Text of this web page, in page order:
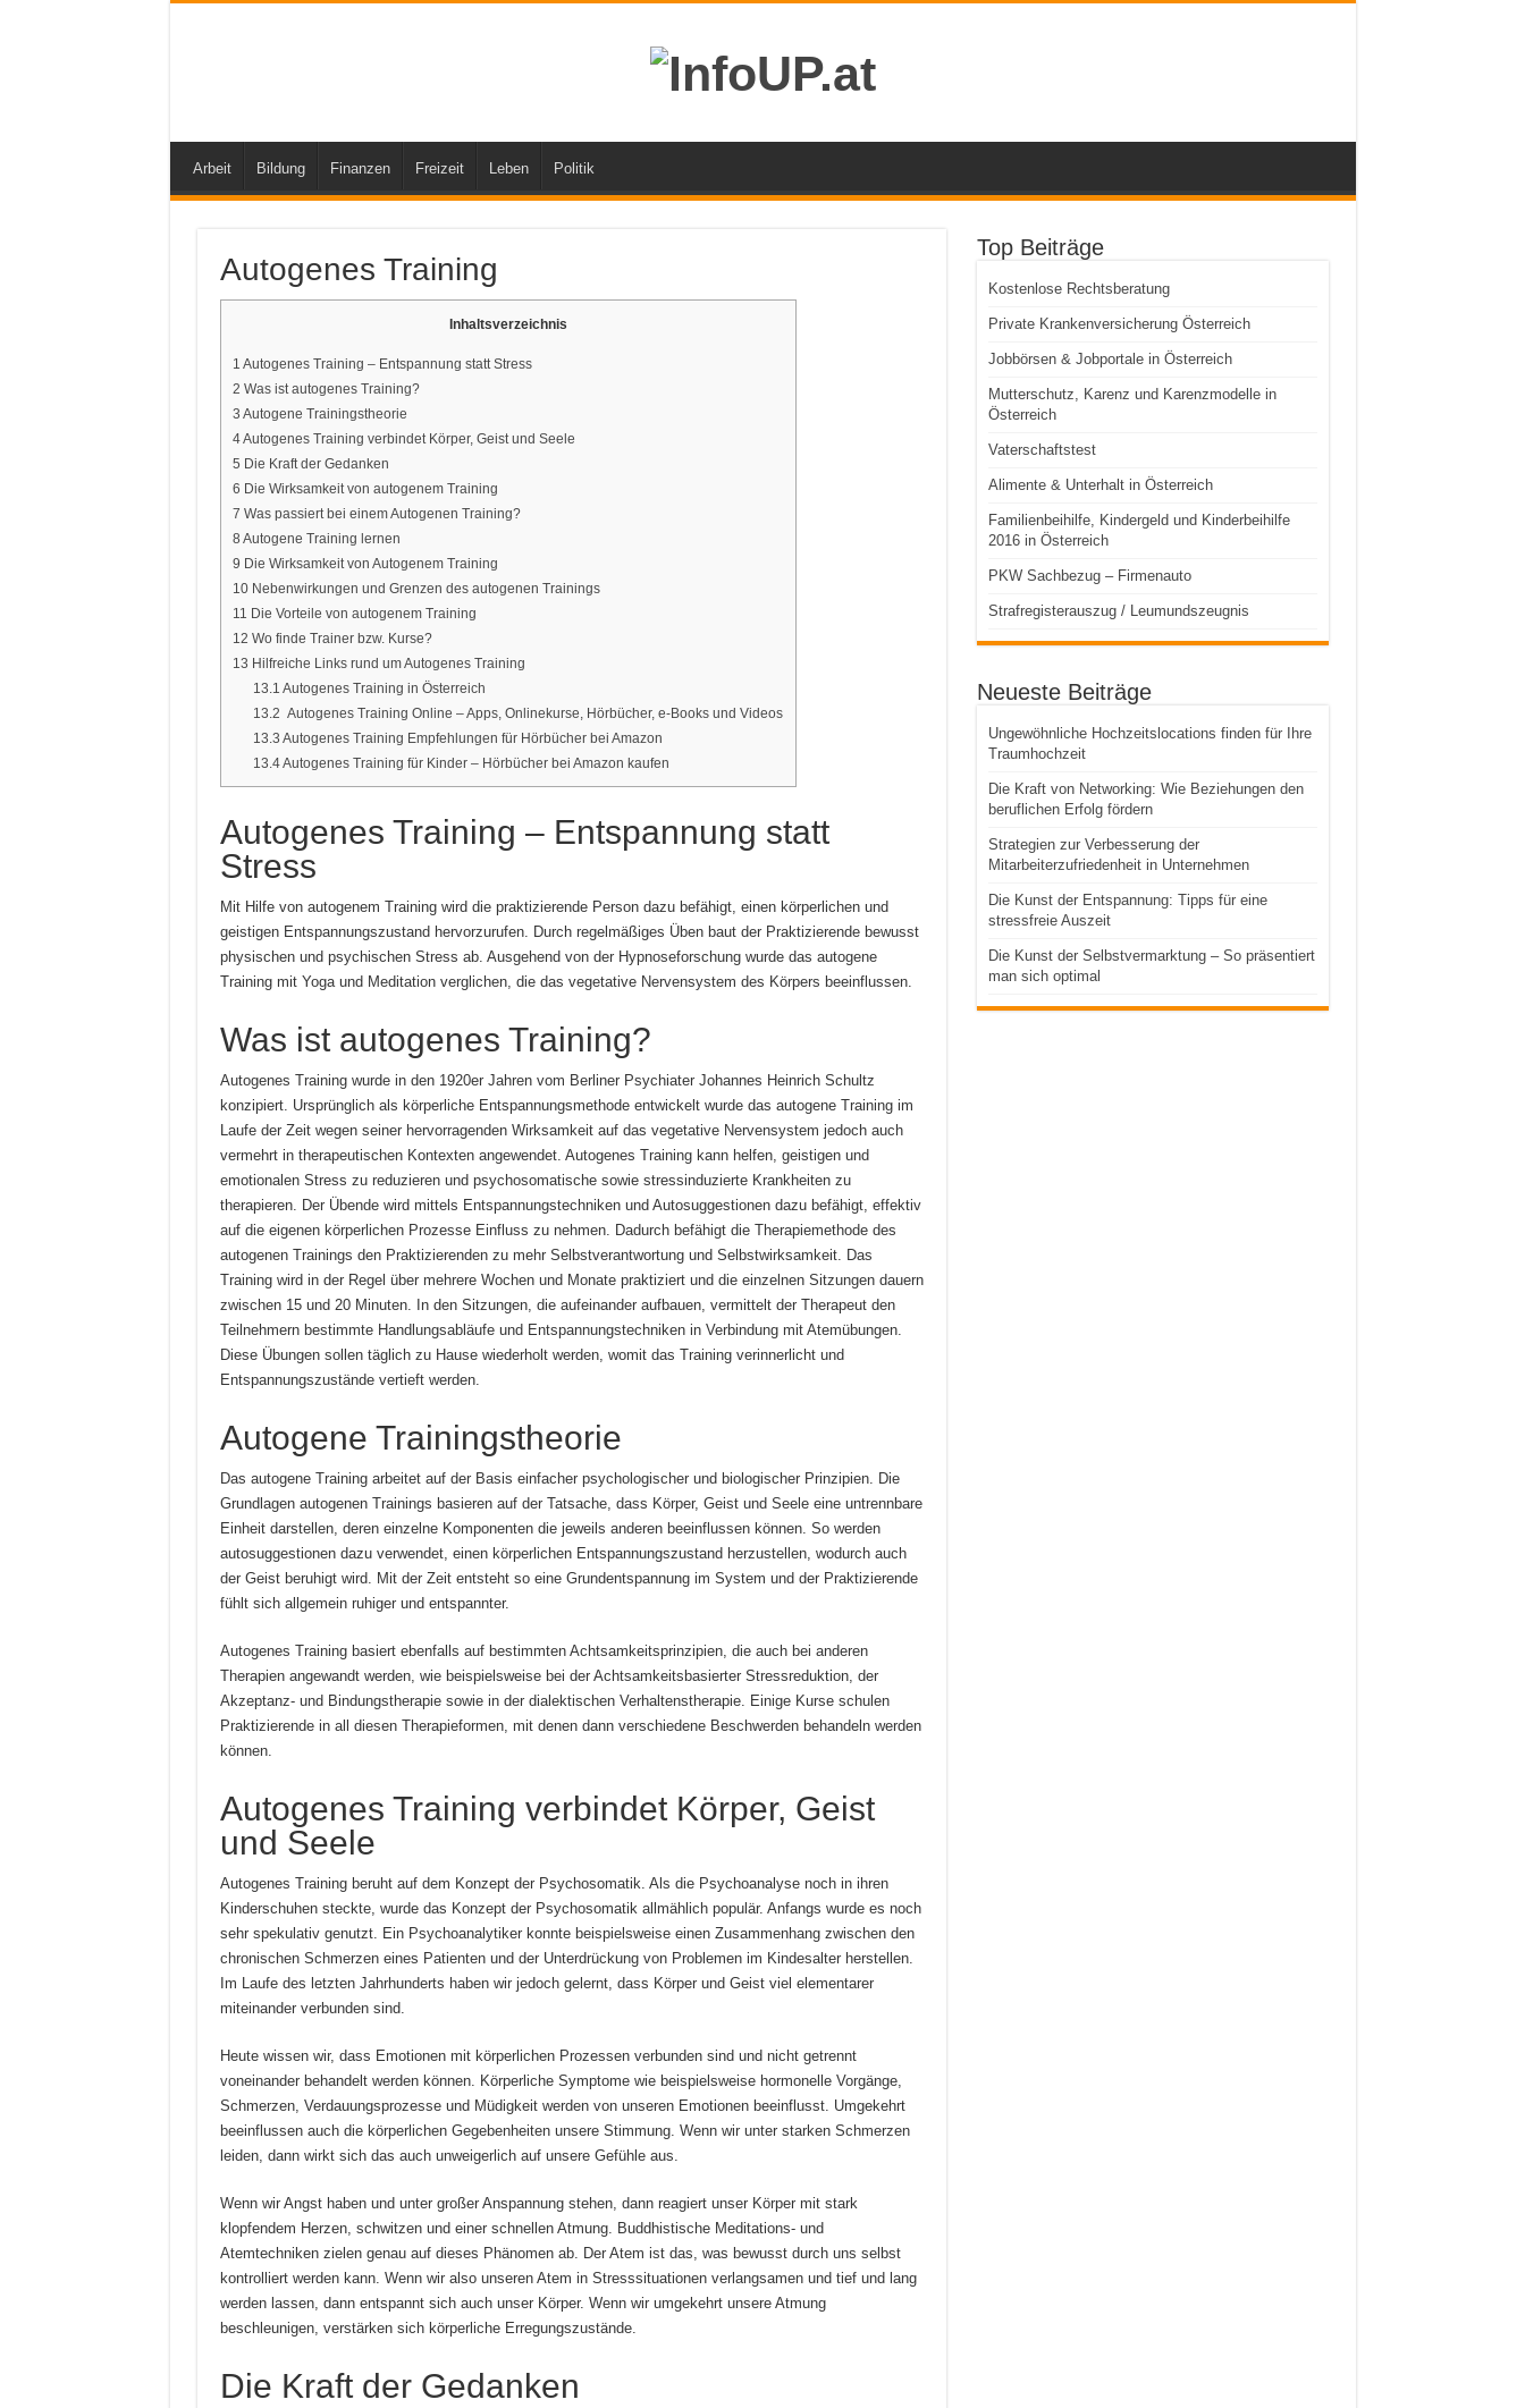
Arbeit Bildung Finanzen Freizeit Leben Politik
Autogenes Training
Inhaltsverzeichnis
1 Autogenes Training – Entspannung statt Stress
2 Was ist autogenes Training?
3 Autogene Trainingstheorie
4Autogenes Training verbindet Körper, Geist und Seele
5 Die Kraft der Gedanken
6 Die Wirksamkeit von autogenem Training
7 Was passiert bei einem Autogenen Training?
8 Autogene Training lernen
9 Die Wirksamkeit von Autogenem Training
10Nebenwirkungen und Grenzen des autogenen Trainings
11 Die Vorteile von autogenem Training
12 Wo finde Trainer bzw. Kurse?
13 Hilfreiche Links rund um Autogenes Training
13.1 Autogenes Training in Österreich
13.2 Autogenes Training Online – Apps, Onlinekurse, Hörbücher, e-Books und Videos
13.3 Autogenes Training Empfehlungen für Hörbücher bei Amazon
13.4Autogenes Training für Kinder – Hörbücher bei Amazon kaufen
Autogenes Training – Entspannung statt
Stress
Mit Hilfe von autogenem Training wird die praktizierende Person dazu befähigt, einen körperlichen und
geistigen Entspannungszustand hervorzurufen. Durch regelmäßiges Üben baut der Praktizierende bewusst
physischen und psychischen Stress ab. Ausgehend von der Hypnoseforschung wurde das autogene
Training mit Yoga und Meditation verglichen, die das vegetative Nervensystem des Körpers beeinflussen.
Was ist autogenes Training?
Autogenes Training wurde in den 1920er Jahren vom Berliner Psychiater Johannes Heinrich Schultz
konzipiert. Ursprünglich als körperliche Entspannungsmethode entwickelt wurde das autogene Training im
Laufe der Zeit wegen seiner hervorragenden Wirksamkeit auf das vegetative Nervensystem jedoch auch
vermehrt in therapeutischen Kontexten angewendet. Autogenes Training kann helfen, geistigen und
emotionalen Stress zu reduzieren und psychosomatische sowie stressinduzierte Krankheiten zu
therapieren. Der Übende wird mittels Entspannungstechniken und Autosuggestionen dazu befähigt, effektiv
auf die eigenen körperlichen Prozesse Einfluss zu nehmen. Dadurch befähigt die Therapiemethode des
autogenen Trainings den Praktizierenden zu mehr Selbstverantwortung und Selbstwirksamkeit. Das
Training wird in der Regel über mehrere Wochen und Monate praktiziert und die einzelnen Sitzungen dauern
zwischen 15 und 20 Minuten. In den Sitzungen, die aufeinander aufbauen, vermittelt der Therapeut den
Teilnehmern bestimmte Handlungsabläufe und Entspannungstechniken in Verbindung mit Atemübungen.
Diese Übungen sollen täglich zu Hause wiederholt werden, womit das Training verinnerlicht und
Entspannungszustände vertieft werden.
Autogene Trainingstheorie
Das autogene Training arbeitet auf der Basis einfacher psychologischer und biologischer Prinzipien. Die
Grundlagen autogenen Trainings basieren auf der Tatsache, dass Körper, Geist und Seele eine untrennbare
Einheit darstellen, deren einzelne Komponenten die jeweils anderen beeinflussen können. So werden
autosuggestionen dazu verwendet, einen körperlichen Entspannungszustand herzustellen, wodurch auch
der Geist beruhigt wird. Mit der Zeit entsteht so eine Grundentspannung im System und der Praktizierende
fühlt sich allgemein ruhiger und entspannter.
Autogenes Training basiert ebenfalls auf bestimmten Achtsamkeitsprinzipien, die auch bei anderen
Therapien angewandt werden, wie beispielsweise bei der Achtsamkeitsbasierter Stressreduktion, der
Akzeptanz- und Bindungstherapie sowie in der dialektischen Verhaltenstherapie. Einige Kurse schulen
Praktizierende in all diesen Therapieformen, mit denen dann verschiedene Beschwerden behandeln werden
können.
Autogenes Training verbindet Körper, Geist
und Seele
Autogenes Training beruht auf dem Konzept der Psychosomatik. Als die Psychoanalyse noch in ihren
Kinderschuhen steckte, wurde das Konzept der Psychosomatik allmählich populär. Anfangs wurde es noch
sehr spekulativ genutzt. Ein Psychoanalytiker konnte beispielsweise einen Zusammenhang zwischen den
chronischen Schmerzen eines Patienten und der Unterdrückung von Problemen im Kindesalter herstellen.
Im Laufe des letzten Jahrhunderts haben wir jedoch gelernt, dass Körper und Geist viel elementarer
miteinander verbunden sind.
Heute wissen wir, dass Emotionen mit körperlichen Prozessen verbunden sind und nicht getrennt
voneinander behandelt werden können. Körperliche Symptome wie beispielsweise hormonelle Vorgänge,
Schmerzen, Verdauungsprozesse und Müdigkeit werden von unseren Emotionen beeinflusst. Umgekehrt
beeinflussen auch die körperlichen Gegebenheiten unsere Stimmung. Wenn wir unter starken Schmerzen
leiden, dann wirkt sich das auch unweigerlich auf unsere Gefühle aus.
Wenn wir Angst haben und unter großer Anspannung stehen, dann reagiert unser Körper mit stark
klopfendem Herzen, schwitzen und einer schnellen Atmung. Buddhistische Meditations- und
Atemtechniken zielen genau auf dieses Phänomen ab. Der Atem ist das, was bewusst durch uns selbst
kontrolliert werden kann. Wenn wir also unseren Atem in Stresssituationen verlangsamen und tief und lang
werden lassen, dann entspannt sich auch unser Körper. Wenn wir umgekehrt unsere Atmung
beschleunigen, verstärken sich körperliche Erregungszustände.
Die Kraft der Gedanken
Top Beiträge
Kostenlose Rechtsberatung
Private Krankenversicherung Österreich
Jobbörsen & Jobportale in Österreich
Mutterschutz, Karenz und Karenzmodelle in
Österreich
Vaterschaftstest
Alimente & Unterhalt in Österreich
Familienbeihilfe, Kindergeld und Kinderbeihilfe
2016 in Österreich
PKW Sachbezug – Firmenauto
Strafregisterauszug / Leumundszeugnis
Neueste Beiträge
Ungewöhnliche Hochzeitslocations finden für Ihre
Traumhochzeit
Die Kraft von Networking: Wie Beziehungen den
beruflichen Erfolg fördern
Strategien zur Verbesserung der
Mitarbeiterzufriedenheit in Unternehmen
Die Kunst der Entspannung: Tipps für eine
stressfreie Auszeit
Die Kunst der Selbstvermarktung – So präsentiert
man sich optimal